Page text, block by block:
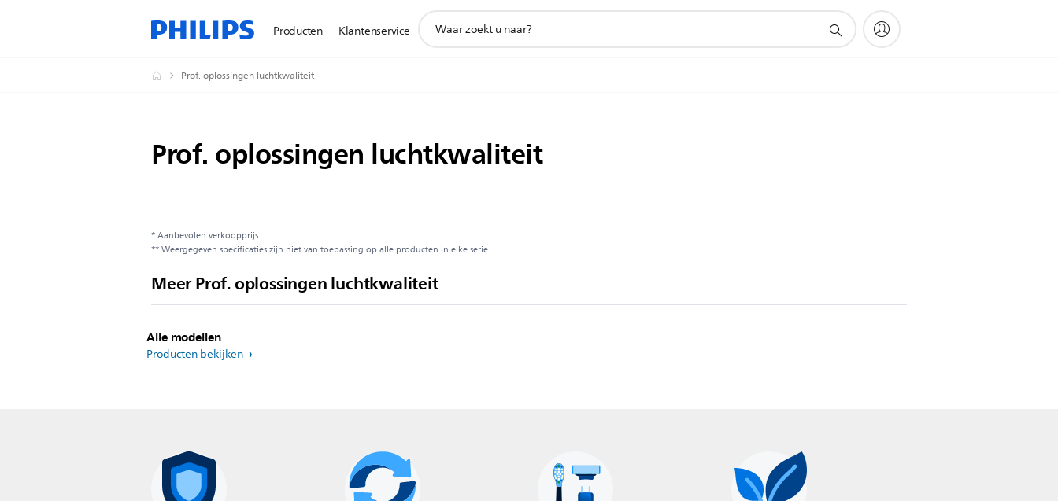
Producten Klantenservice
zoeken
Prof. oplossingen luchtkwaliteit
Prof. oplossingen luchtkwaliteit
* Aanbevolen verkoopprijs
** Weergegeven specificaties zijn niet van toepassing op alle producten in elke serie.
Meer Prof. oplossingen luchtkwaliteit
Alle modellen
Producten bekijken